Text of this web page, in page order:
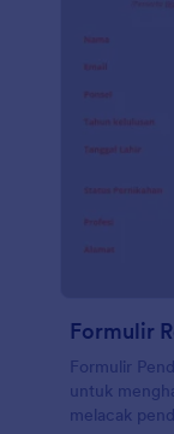
Formulir
Formulir
untuk
melacak